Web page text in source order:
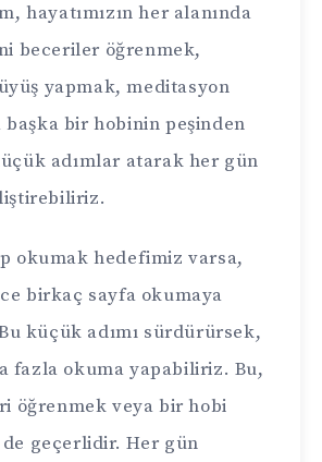
hayatımızın her alanında
beceriler öğrenmek,
yapmak, meditasyon
başka bir hobinin peşinden
adımlar atarak her gün
okumak hedefimiz varsa,
birkaç sayfa okumaya
küçük adımı sürdürürsek,
fazla okuma yapabiliriz. Bu,
öğrenmek veya bir hobi
geçerlidir. Her gün